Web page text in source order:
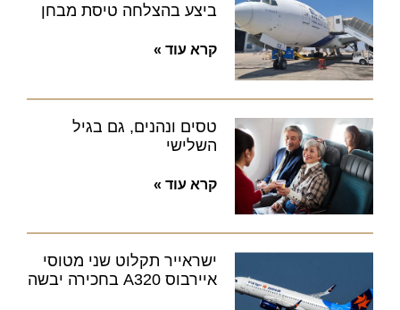
ביצע בהצלחה טיסת מבחן
קרא עוד »
טסים ונהנים, גם בגיל
השלישי
קרא עוד »
ישראייר תקלוט שני מטוסי
איירבוס A320 בחכירה יבשה